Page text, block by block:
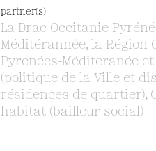
partner(s)
La Drac Occitanie
Méditérannée, la Région
Pyrénées-Méditéranée et
(politique de la Ville et
résidences de quartier),
habitat (bailleur social)